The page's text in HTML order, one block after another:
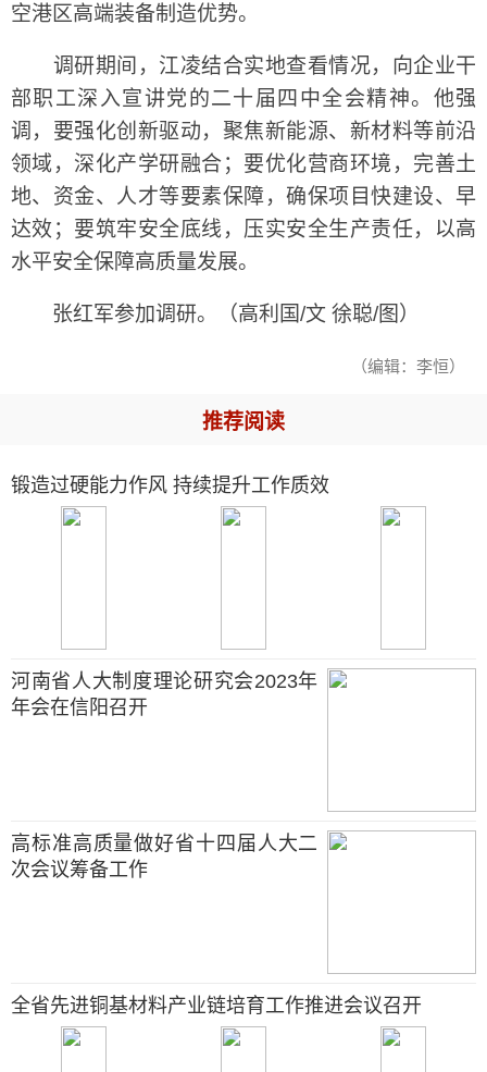
空港区高端装备制造优势。
调研期间，江凌结合实地查看情况，向企业干
部职工深入宣讲党的二十届四中全会精神。他强
调，要强化创新驱动，聚焦新能源、新材料等前沿
领域，深化产学研融合；要优化营商环境，完善土
地、资金、人才等要素保障，确保项目快建设、早
达效；要筑牢安全底线，压实安全生产责任，以高
水平安全保障高质量发展。
张红军参加调研。（高利国/文 徐聪/图）
（编辑：李恒）
推荐阅读
锻造过硬能力作风 持续提升工作质效
河南省人大制度理论研究会2023年
年会在信阳召开
高标准高质量做好省十四届人大二
次会议筹备工作
全省先进铜基材料产业链培育工作推进会议召开